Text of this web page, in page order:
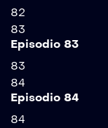
82
83
Episodio 83
83
84
Episodio 84
84